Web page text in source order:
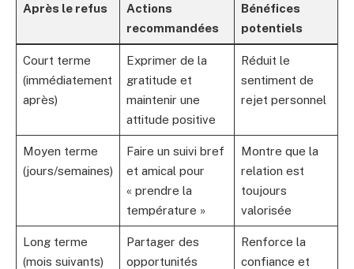
Après le refus
Actions
recommandées
Bénéfices
potentiels
Court terme
(immédiatement
après)
Exprimer de la
gratitude et
maintenir une
attitude positive
Réduit le
sentiment de
rejet personnel
Moyen terme
(jours/semaines)
Faire un suivi bref
et amical pour
« prendre la
température »
Montre que la
relation est
toujours
valorisée
Long terme
(mois suivants)
Partager des
opportunités
Renforce la
confiance et